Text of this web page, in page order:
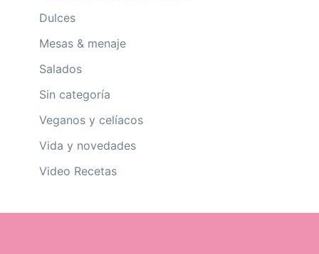
Dulces
Mesas & menaje
Salados
Sin categoría
Veganos y celíacos
Vida y novedades
Video Recetas